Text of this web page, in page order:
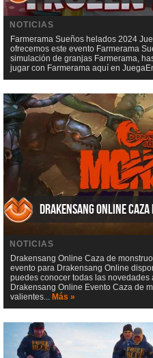
NOTICIAS
Farmerama Sueños helados 2024
ofrecemos este evento Farmerama
simulación de granjas Farmerama,
jugar con Farmerama aquí en
Drakensang Online
NOTICIAS
Drakensang Online Caza de
evento para Drakensang Online
puedes conocer todas las novedades
Drakensang Online Evento Caza de
valientes... Más »